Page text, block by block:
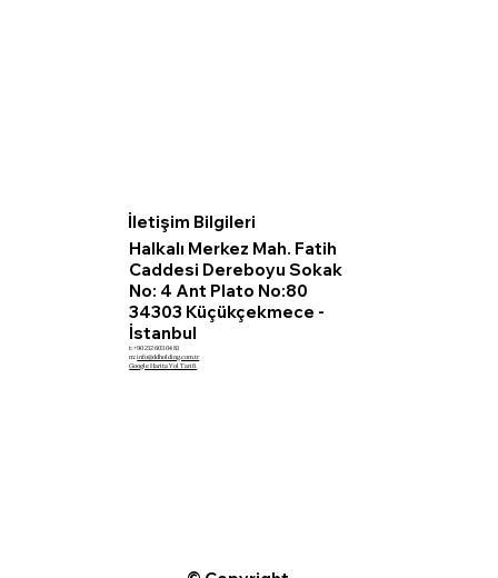
İletişim Bilgileri
Halkalı Merkez Mah. Fatih
Caddesi Dereboyu Sokak
No: 4 Ant Plato No:80
34303 Küçükçekmece -
İstanbul
t: +90 212 603 04 81
m:info@ddholding.com.tr
Google Harita Yol Tarifi